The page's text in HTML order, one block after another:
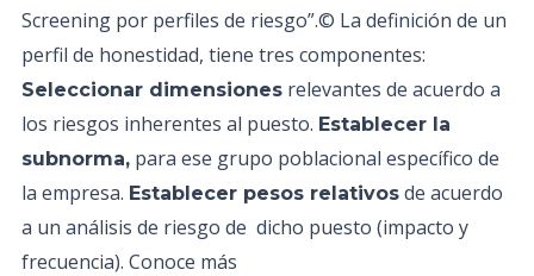
Screening por perfiles de riesgo”.© La definición de un
perfil de honestidad, tiene tres componentes:
Seleccionar dimensiones relevantes de acuerdo a
los riesgos inherentes al puesto. Establecer la
subnorma, para ese grupo poblacional específico de
la empresa. Establecer pesos relativos de acuerdo
a un análisis de riesgo de dicho puesto (impacto y
frecuencia). Conoce más